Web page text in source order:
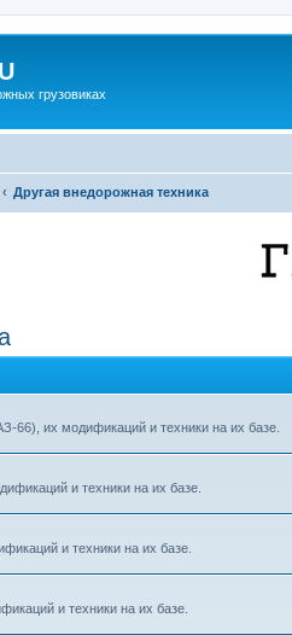
грузовиках
Другая внедорожная техника
66), их модификаций и техники на их базе.
и техники на их базе.
и техники на их базе.
и техники на их базе.